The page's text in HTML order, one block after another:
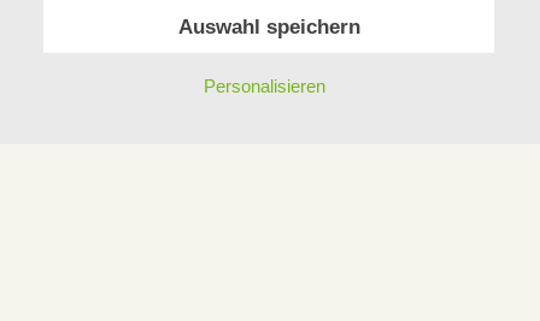
Auswahl speichern
Personalisieren